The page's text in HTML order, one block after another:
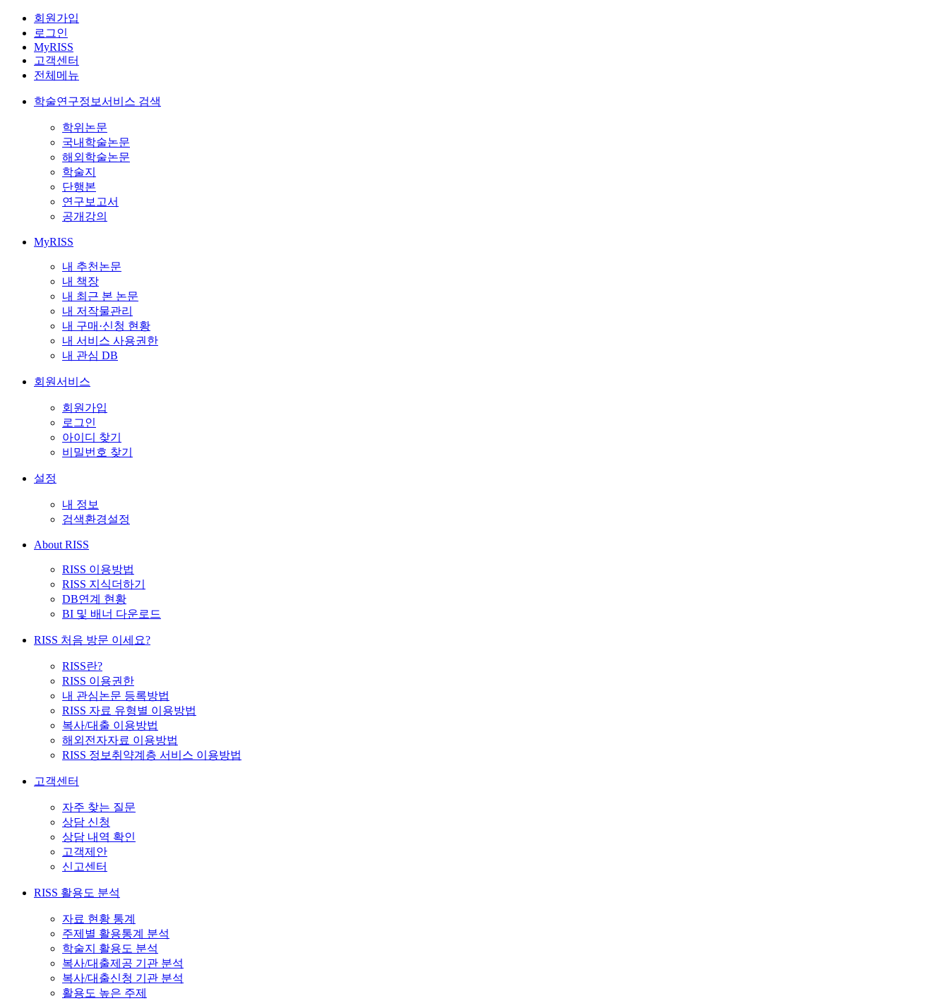
회원가입
로그인
MyRISS
고객센터
전체메뉴
학술연구정보서비스 검색
학위논문
국내학술논문
해외학술논문
학술지
단행본
연구보고서
공개강의
MyRISS
내 추천논문
내 책장
내 최근 본 논문
내 저작물관리
내 구매·신청 현황
내 서비스 사용권한
내 관심 DB
회원서비스
회원가입
로그인
아이디 찾기
비밀번호 찾기
설정
내 정보
검색환경설정
About RISS
RISS 이용방법
RISS 지식더하기
DB연계 현황
BI 및 배너 다운로드
RISS 처음 방문 이세요?
RISS란?
RISS 이용권한
내 관심논문 등록방법
RISS 자료 유형별 이용방법
복사/대출 이용방법
해외전자자료 이용방법
RISS 정보취약계층 서비스 이용방법
고객센터
자주 찾는 질문
상담 신청
상담 내역 확인
고객제안
신고센터
RISS 활용도 분석
자료 현황 통계
주제별 활용통계 분석
학술지 활용도 분석
복사/대출제공 기관 분석
복사/대출신청 기관 분석
활용도 높은 주제